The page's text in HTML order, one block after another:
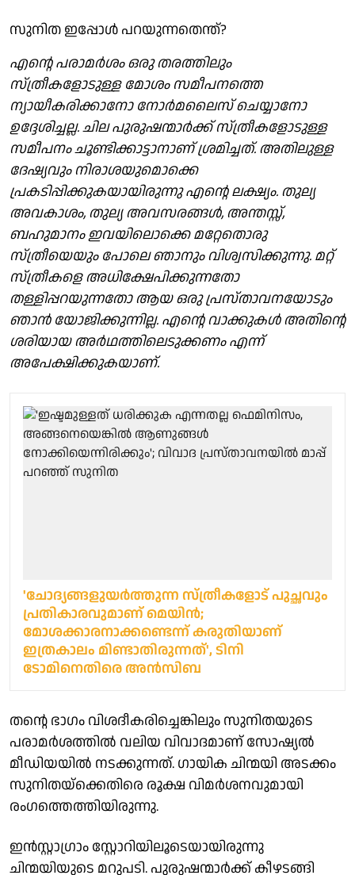
സുനിത ഇപ്പോൾ പറയുന്നതെന്ത്?
എന്റെ പരാമർശം ഒരു തരത്തിലും
സ്ത്രീകളോടുള്ള മോശം സമീപനത്തെ
ന്യായീകരിക്കാനോ നോർമലൈസ് ചെയ്യാനോ
ഉദ്ദേശിച്ചല്ല. ചില പുരുഷന്മാർക്ക് സ്ത്രീകളോടുള്ള
സമീപനം ചൂണ്ടിക്കാട്ടാനാണ് ശ്രമിച്ചത്. അതിലുള്ള
ദേഷ്യവും നിരാശയുമൊക്കെ
പ്രകടിപ്പിക്കുകയായിരുന്നു എന്റെ ലക്ഷ്യം. തുല്യ
അവകാശം, തുല്യ അവസരങ്ങൾ, അന്തസ്സ്,
ബഹുമാനം ഇവയിലൊക്കെ മറ്റേതൊരു
സ്ത്രീയെയും പോലെ ഞാനും വിശ്വസിക്കുന്നു. മറ്റ്
സ്ത്രീകളെ അധിക്ഷേപിക്കുന്നതോ
തള്ളിപ്പറയുന്നതോ ആയ ഒരു പ്രസ്താവനയോടും
ഞാൻ യോജിക്കുന്നില്ല. എന്റെ വാക്കുകൾ അതിന്റെ
ശരിയായ അർഥത്തിലെടുക്കണം എന്ന്
അപേക്ഷിക്കുകയാണ്.
'ചോദ്യങ്ങളുയർത്തുന്ന സ്ത്രീകളോട് പുച്ഛവും
പ്രതികാരവുമാണ് മെയിൻ;
മോശക്കാരനാക്കണ്ടെന്ന് കരുതിയാണ്
ഇത്രകാലം മിണ്ടാതിരുന്നത്', ടിനി
ടോമിനെതിരെ അൻസിബ
തന്റെ ഭാഗം വിശദീകരിച്ചെങ്കിലും സുനിതയുടെ
പരാമർശത്തിൽ വലിയ വിവാദമാണ് സോഷ്യൽ
മീഡിയയിൽ നടക്കുന്നത്. ഗായിക ചിന്മയി അടക്കം
സുനിതയ്ക്കെതിരെ രൂക്ഷ വിമർശനവുമായി
രംഗത്തെത്തിയിരുന്നു.
ഇൻസ്റ്റാഗ്രാം സ്റ്റോറിയിലൂടെയായിരുന്നു
ചിന്മയിയുടെ മറുപടി. പുരുഷന്മാർക്ക് കീഴടങ്ങി